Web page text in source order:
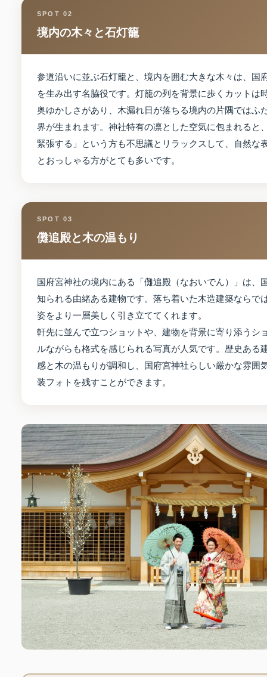
SPOT 02
境内の木々と石灯籠
参道沿いに並ぶ石灯籠と、境内を囲む大きな木々は、国
を生み出す名脇役です。灯籠の列を背景に歩くカットは
奥ゆかしさがあり、木漏れ日が落ちる境内の片隅ではふ
界が生まれます。神社特有の凛とした空気に包まれると
緊張する」という方も不思議とリラックスして、自然な
とおっしゃる方がとても多いです。
SPOT 03
儺追殿と木の温もり
国府宮神社の境内にある「儺追殿（なおいでん）」は、
知られる由緒ある建物です。落ち着いた木造建築ならで
姿をより一層美しく引き立ててくれます。
軒先に並んで立つショットや、建物を背景に寄り添うシ
ルながらも格式を感じられる写真が人気です。歴史ある
感と木の温もりが調和し、国府宮神社らしい厳かな雰囲
装フォトを残すことができます。